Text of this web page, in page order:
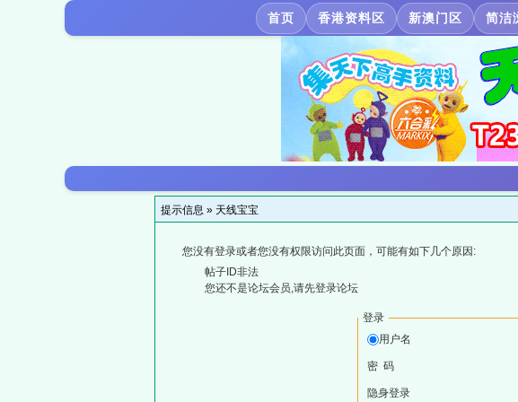
首页 香港资料区 新澳门区 简洁
提示信息 » 天线宝宝
您没有登录或者您没有权限访问此页面，可能有如下几个原因:
帖子ID非法
您还不是论坛会员,请先登录论坛
登录
用户名
密 码
隐身登录